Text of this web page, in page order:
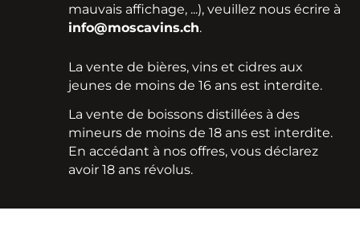
mauvais affichage, ...), veuillez nous écrire à
info@moscavins.ch.
La vente de bières, vins et cidres aux
jeunes de moins de 16 ans est interdite.
La vente de boissons distillées à des
mineurs de moins de 18 ans est interdite.
En accédant à nos offres, vous déclarez
avoir 18 ans révolus.